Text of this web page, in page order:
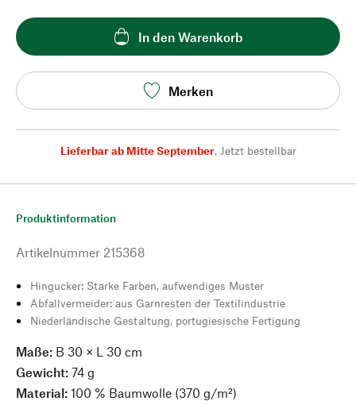
In den Warenkorb
Merken
Lieferbar ab Mitte September, Jetzt bestellbar
Produktinformation
Artikelnummer 215368
Hingucker: Starke Farben, aufwendiges Muster
Abfallvermeider: aus Garnresten der Textilindustrie
Niederländische Gestaltung, portugiesische Fertigung
Maße: B 30 × L 30 cm
Gewicht: 74 g
Material: 100 % Baumwolle (370 g/m²)